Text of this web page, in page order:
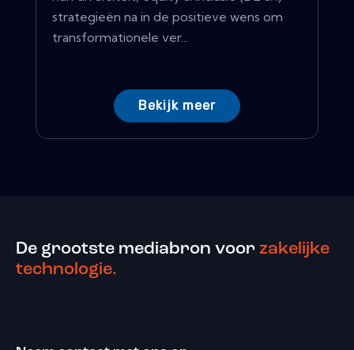
strategieën na in de positieve wens om
transformationele ver...
Bekijk meer
De grootste mediabron voor zakelijke
technologie.